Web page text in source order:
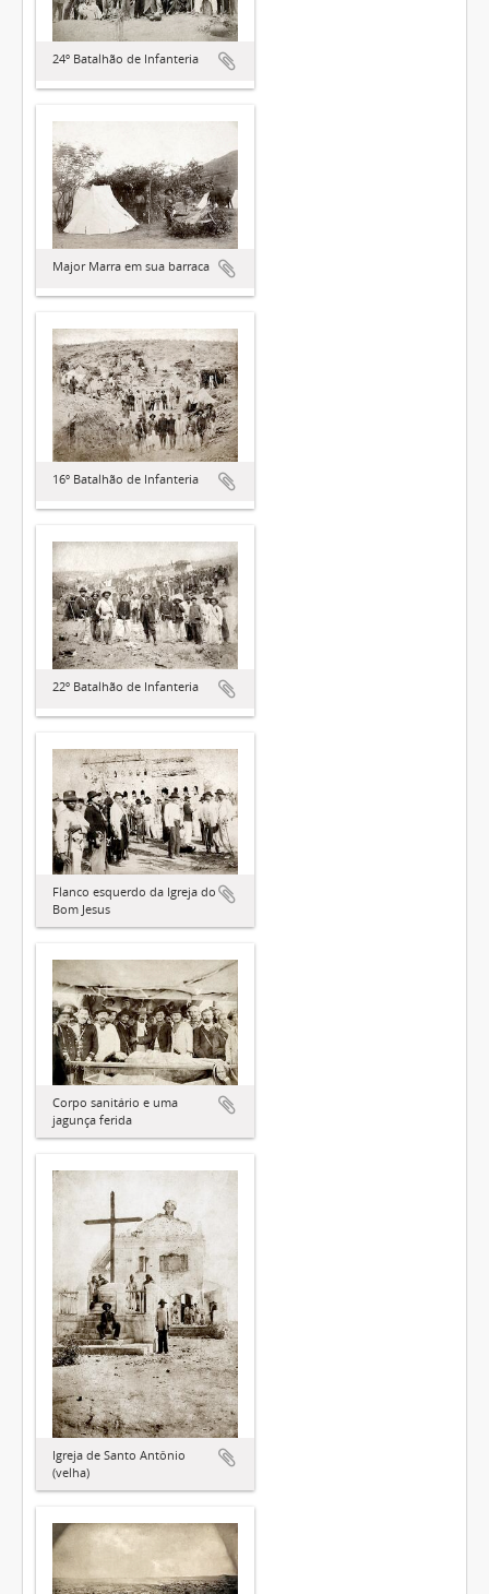
24º Batalhão de Infanteria
Major Marra em sua barraca
16º Batalhão de Infanteria
22º Batalhão de Infanteria
Flanco esquerdo da Igreja do
Bom Jesus
Corpo sanitário e uma
jagunça ferida
Igreja de Santo Antônio
(velha)